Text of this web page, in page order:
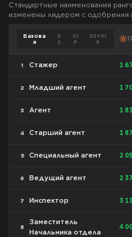
Стандартные наименования
изменены лидером с одобрения
Базова
я
X
2
VI
P
X2+VI
P
1 Стажер 1
2 Младший агент 1
3 Агент 1
4 Старший агент 1
5 Специальный агент 2
6 Ведущий агент 2
7 Инспектор 3
8
Заместитель
Начальника отдела
4